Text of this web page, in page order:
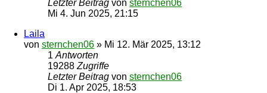
Letzter Beitrag von sternchen06
Mi 4. Jun 2025, 21:15
Laila
von sternchen06 » Mi 12. Mär 2025, 13:12
1 Antworten
19288 Zugriffe
Letzter Beitrag von sternchen06
Di 1. Apr 2025, 18:53